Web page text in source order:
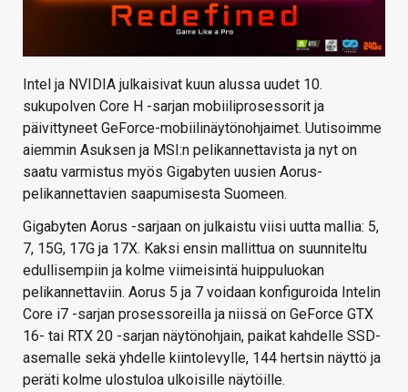
Intel ja NVIDIA julkaisivat kuun alussa uudet 10.
sukupolven Core H -sarjan mobiiliprosessorit ja
päivittyneet GeForce-mobiilinäytönohjaimet. Uutisoimme
aiemmin Asuksen ja MSI:n pelikannettavista ja nyt on
saatu varmistus myös Gigabyten uusien Aorus-
pelikannettavien saapumisesta Suomeen.
Gigabyten Aorus -sarjaan on julkaistu viisi uutta mallia: 5,
7, 15G, 17G ja 17X. Kaksi ensin mallittua on suunniteltu
edullisempiin ja kolme viimeisintä huippuluokan
pelikannettaviin. Aorus 5 ja 7 voidaan konfiguroida Intelin
Core i7 -sarjan prosessoreilla ja niissä on GeForce GTX
16- tai RTX 20 -sarjan näytönohjain, paikat kahdelle SSD-
asemalle sekä yhdelle kiintolevylle, 144 hertsin näyttö ja
peräti kolme ulostuloa ulkoisille näytöille.